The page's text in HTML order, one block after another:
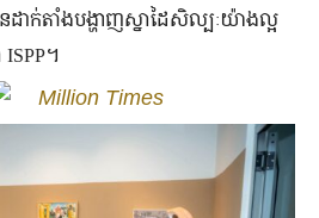
ដាក់​តាំង​បង្ហាញ​ស្នាដៃ​សិល្បៈ​យ៉ាង​ល្អ​
។
Million Times